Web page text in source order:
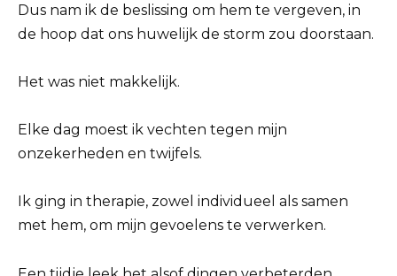
Dus nam ik de beslissing om hem te vergeven, in
de hoop dat ons huwelijk de storm zou doorstaan.
Het was niet makkelijk.
Elke dag moest ik vechten tegen mijn
onzekerheden en twijfels.
Ik ging in therapie, zowel individueel als samen
met hem, om mijn gevoelens te verwerken.